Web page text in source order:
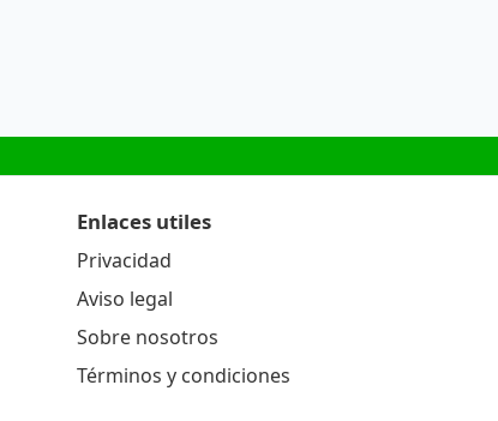
Enlaces utiles
Privacidad
Aviso legal
Sobre nosotros
Términos y condiciones